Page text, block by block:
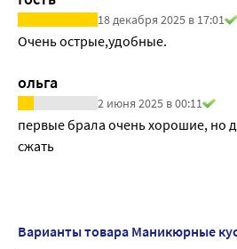
18 декабря 2025 в 17:01
Очень острые,удобные.
ольга
2 июня 2025 в 00:11
первые брала очень хорошие, но
сжать
Варианты товара Маникюрные